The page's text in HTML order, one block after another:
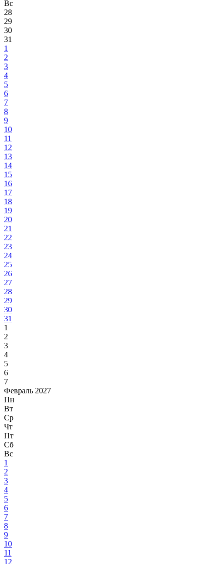
Вс
28
29
30
31
1
2
3
4
5
6
7
8
9
10
11
12
13
14
15
16
17
18
19
20
21
22
23
24
25
26
27
28
29
30
31
1
2
3
4
5
6
7
Февраль 2027
Пн
Вт
Ср
Чт
Пт
Сб
Вс
1
2
3
4
5
6
7
8
9
10
11
12